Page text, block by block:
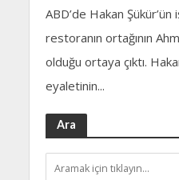
ABD’de Hakan
restoranın ortağının
olduğu ortaya çıktı.
eyaletinin...
Ara